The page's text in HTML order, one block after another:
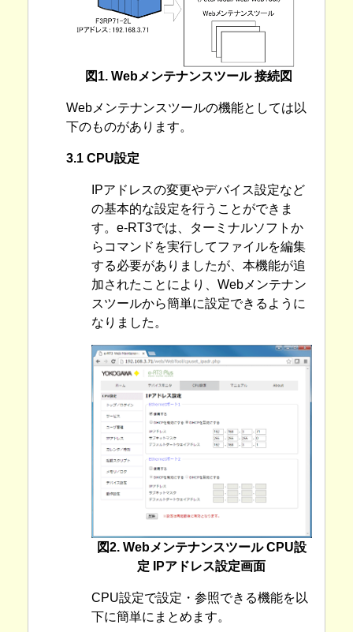
図1. Webメンテナンスツール 接続図
Webメンテナンスツールの機能としては以
下のものがあります。
3.1 CPU設定
IPアドレスの変更やデバイス設定など
の基本的な設定を行うことができま
す。e-RT3では、ターミナルソフトか
らコマンドを実行してファイルを編集
する必要がありましたが、本機能が追
加されたことにより、Webメンテナン
スツールから簡単に設定できるように
なりました。
図2. Webメンテナンスツール CPU設
定 IPアドレス設定画面
CPU設定で設定・参照できる機能を以
下に簡単にまとめます。